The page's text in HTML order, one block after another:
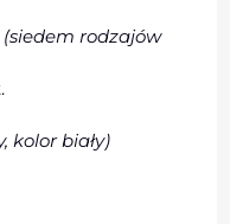
(siedem rodzajów
kolor biały)